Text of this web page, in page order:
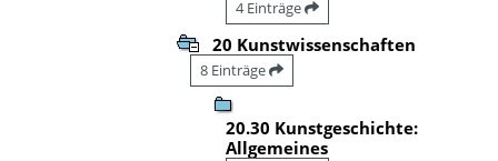
4 Einträge
20 Kunstwissenschaften
8 Einträge
20.30 Kunstgeschichte:
Allgemeines